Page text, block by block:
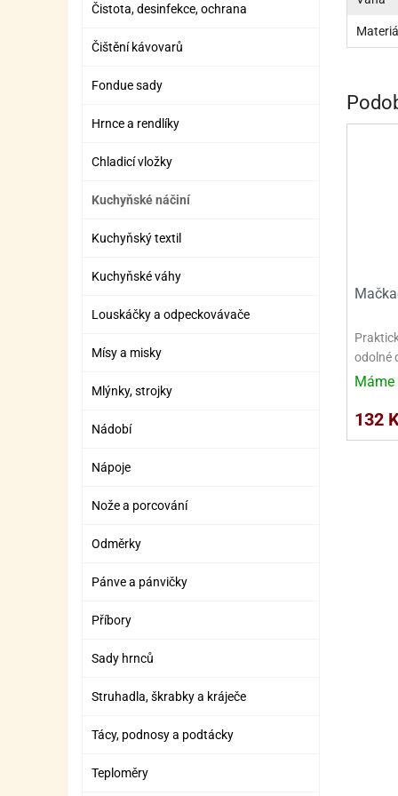
BOXY A TAŠKY NA POMŮCKY
ZÁBAVNÉ HRAČKY, DOPLŇKY
VÝROBA SLIZU
ZÁBAVNÍ PYROTECHNIKA
Čistota, desinfekce, ochrana
Čištění kávovarů
Fondue sady
Hrnce a rendlíky
Chladicí vložky
Kuchyňské náčiní
Kuchyňský textil
Kuchyňské váhy
Louskáčky a odpeckovávače
Mísy a misky
Mlýnky, strojky
Nádobí
Nápoje
Nože a porcování
Odměrky
Pánve a pánvičky
Příbory
Sady hrnců
Struhadla, škrabky a kráječe
Tácy, podnosy a podtácky
Teploměry
Materiál
odolné
Máme
132